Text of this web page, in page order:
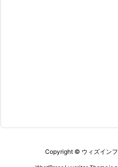
Copyright © ウィズイン